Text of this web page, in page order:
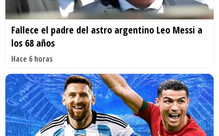
Fallece el padre del astro argentino Leo Messi a
los 68 años
Hace 6 horas